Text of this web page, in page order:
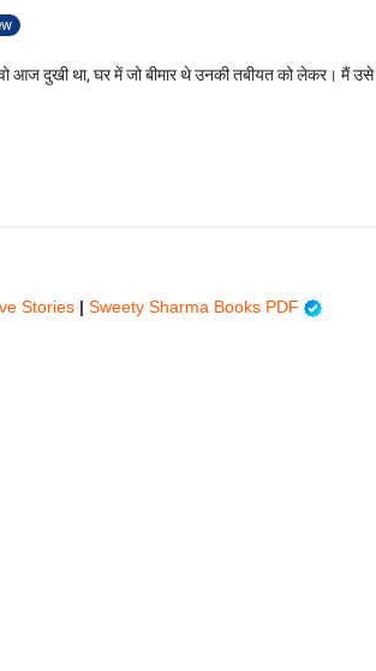
वो आज दुखी था, घर में जो बीमार थे उनकी तबीयत को लेकर। मैं उसे
Stories | Sweety Sharma Books PDF